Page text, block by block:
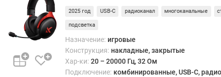
U
S
B
е
р
2025 год USB-C радиоканал многоканальные
подсветка
Назначение: игровые
Конструкция: накладные, закрытые
Хар-ки: 20 – 20000 Гц, 32 Ом
Подключение: комбинированные, USB-C,